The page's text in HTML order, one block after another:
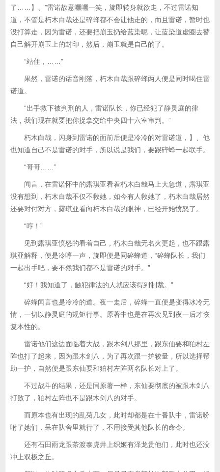
了……】、”雷诺故意嘿嘿一笑，旋即转身就欲走，不过雷诺知
道，不管是朽木白哉还是碎蜂都不会让他走的，而且雷诺，暂时也
没打算走，因为雷诺，还要把崩玉扔给蓝染呢，让蓝染道虚圈去替
自己解开崩玉上的封印，然后，崩玉就是自己的了。
“站住，……”
果然，雷诺的话音刚落，朽木白哉跟碎蜂两人便是同时喝住雷
诺道。
“出手救下被判刑的人，雷诺队长，你已经犯了静灵庭的律
法，我们现在就要把你捉拿交给中央四十六室审判。”
朽木白哉，闪身到雷诺的面前后便是冷冷的对雷诺道，】、他
也知道自己不是雷诺的对手，所以说是我们，要跟碎蜂一起联手。
“哥哥……”
闻言，在雷诺怀中的露琪亚看着朽木白哉马上大急道，露琪亚
没有想到，朽木白哉不仅不救她，如今有人救她了，朽木白哉居然
还要对付对方，露琪亚看向朽木白哉的眼神，已经开始愤怒了。
“哼！”
见到露琪亚愤怒的看着自己，朽木白哉无名火更起，也不跟露
琪亚解释，便是冷哼一声，旋即便是同碎蜂道，“碎蜂队长，我们
一起出手吧，要不然我们都不是雷诺的对手。”
“好！我知道了，触犯律法的人就应该得到制裁。”
碎蜂闻言也是冷冷的道。夜一走后，碎蜂一直便是变得冰冷无
情，一切以静灵庭的规矩行事。原著中也是在再次见到夜一后才恢
复本性的。
雷诺他们这边面临着大战，跟木剑八那里，跟东仙要和狛村左
阵也打了起来，因为跟木剑八，为了再次跟一护较量，所以选择帮
助一护，自然便是跟东仙要和狛村左阵两名队长对上了。
不过战斗的结果，还是同原著一样，东仙要彻底的被跟木剑八
打败了，狛村左阵也不是跟木剑八的对手。
而原本也有出现的乱菊几女，此时却都是在十番队中，雷诺吩
咐了她们，呆在队舍里就行了，不用接受其他队长的命令。
还有石田雨龙跟茶渡泰虎井上织姬有泽龙贵他们，此时也还没
冲上双极之丘。